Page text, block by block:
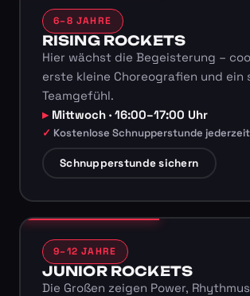
6–8 JAHRE
RISING ROCKETS
Hier wächst die Begeisterung –
erste kleine Choreografien und ein
Teamgefühl.
Mittwoch · 16:00–17:00 Uhr
Kostenlose Schnupperstunde jederzeit
Schnupperstunde sichern
9–12 JAHRE
JUNIOR ROCKETS
Die Großen zeigen Power,